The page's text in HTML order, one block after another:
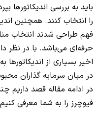
باید به بررسی اندیکاتورها
را انتخاب کنند. همچنین
فهم طراحی شدند انتخاب
حرفه‌ای می‌باشد. با در
اخیر بسیاری از
در میان سرمایه گذاران
در ادامه مقاله قصد داریم
فیوچرز را به شما معرفی